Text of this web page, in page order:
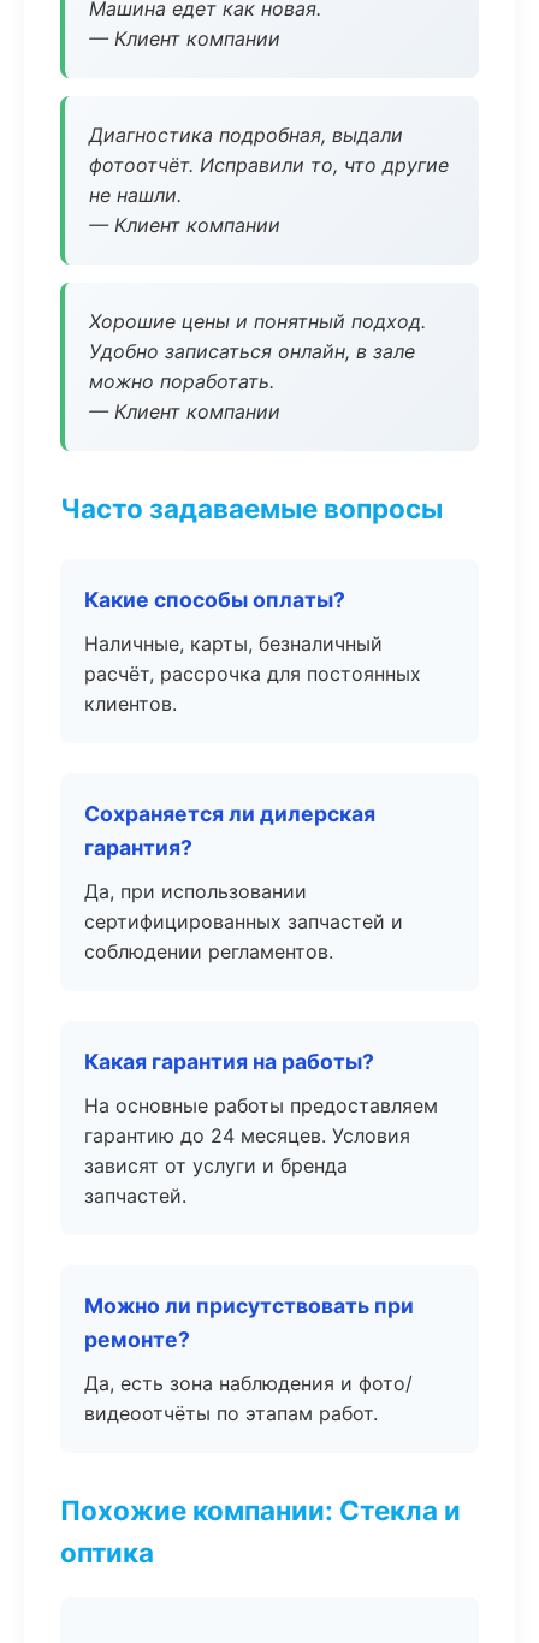
Машина едет как новая.
— Клиент компании
Диагностика подробная, выдали
фотоотчёт. Исправили то, что другие
не нашли.
— Клиент компании
Хорошие цены и понятный подход.
Удобно записаться онлайн, в зале
можно поработать.
— Клиент компании
Часто задаваемые вопросы
Какие способы оплаты?
Наличные, карты, безналичный
расчёт, рассрочка для постоянных
клиентов.
Сохраняется ли дилерская
гарантия?
Да, при использовании
сертифицированных запчастей и
соблюдении регламентов.
Какая гарантия на работы?
На основные работы предоставляем
гарантию до 24 месяцев. Условия
зависят от услуги и бренда
запчастей.
Можно ли присутствовать при
ремонте?
Да, есть зона наблюдения и фото/
видеоотчёты по этапам работ.
Похожие компании: Стекла и
оптика